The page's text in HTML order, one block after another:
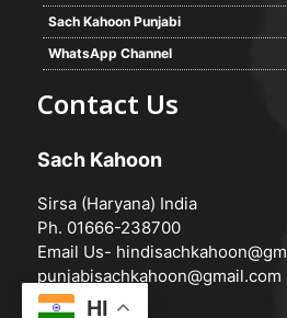
Sach Kahoon Punjabi
WhatsApp Channel
Contact Us
Sach Kahoon
Sirsa (Haryana) India
Ph. 01666-238700
Email Us-
punjabisachkahoon@gmail.com
HI